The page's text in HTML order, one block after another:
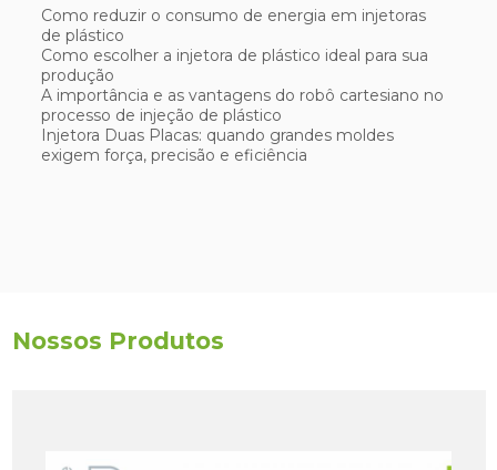
Como reduzir o consumo de energia em injetoras
de plástico
Como escolher a injetora de plástico ideal para sua
produção
A importância e as vantagens do robô cartesiano no
processo de injeção de plástico
Injetora Duas Placas: quando grandes moldes
exigem força, precisão e eficiência
Nossos Produtos